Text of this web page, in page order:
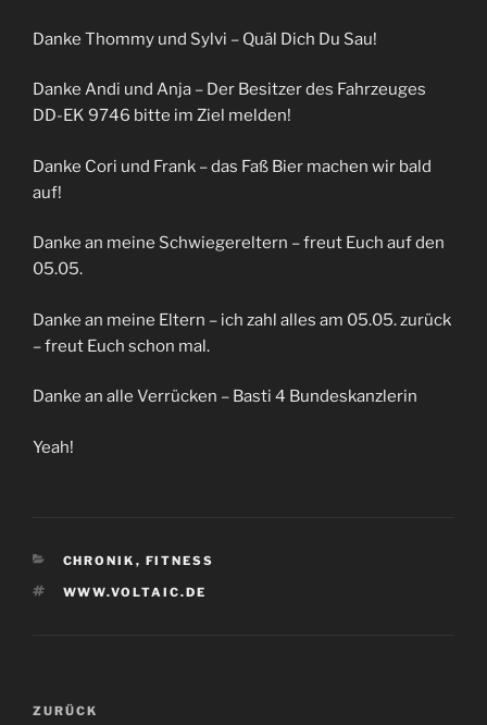
Danke Thommy und Sylvi – Quäl Dich Du Sau!
Danke Andi und Anja – Der Besitzer des Fahrzeuges
DD-EK 9746 bitte im Ziel melden!
Danke Cori und Frank – das Faß Bier machen wir bald
auf!
Danke an meine Schwiegereltern – freut Euch auf den
05.05.
Danke an meine Eltern – ich zahl alles am 05.05. zurück
– freut Euch schon mal.
Danke an alle Verrücken – Basti 4 Bundeskanzlerin
Yeah!
KATEGORIEN
CHRONIK , FITNESS
SCHLAGWÖRTER
WWW.VOLTAIC.DE
Beitrags-
Vorheriger
ZURÜCK